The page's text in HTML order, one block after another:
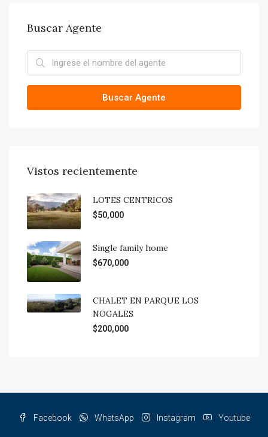
Buscar Agente
Buscar Agente
Vistos recientemente
LOTES CENTRICOS
$50,000
Single family home
$670,000
CHALET EN PARQUE LOS
NOGALES
$200,000
Facebook WhatsApp Instagram Youtube